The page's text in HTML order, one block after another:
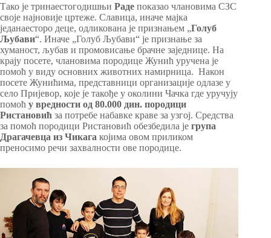
Тако је тринаестогодишњи Раде показао члановима СЗС
своје најновије цртеже. Славица, иначе мајка
једанаесторо деце, одликована је признањем „Голуб
Љубави“. Иначе „Голуб Љубави“ је признање за
хуманост, љубав и промовисање брачне заједнице. На
крају посете, члановима породице Жунић уручена је
помоћ у виду основних животних намирница. Након
посете Жунићима, представници организације одлазе у
село Пријевор, које је такође у околини Чачка где уручују
помоћ у вредности од 80.000 дин. породици
Ристановић за потребе набавке краве за узгој. Средства
за помоћ породици Ристановић обезбедила је група
Драгачевца из Чикага којима овом приликом
преносимо речи захвалности ове породице.